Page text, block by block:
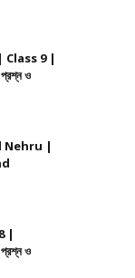
9 |
ও
Nehru |
|
ও